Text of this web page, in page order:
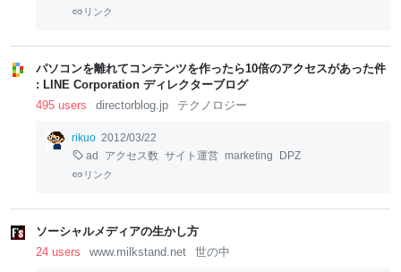
リンク
パソコンを離れてコンテンツを作ったら10倍のアクセスがあった件
: LINE Corporation ディレクターブログ
495 users
directorblog.jp テクノロジー
rikuo 2012/03/22
ad
アクセス数 サイト運営 marketing DPZ
リンク
ソーシャルメディアの生かし方
24 users
www.milkstand.net 世の中